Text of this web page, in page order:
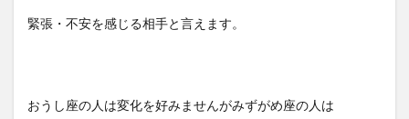
緊張・不安を感じる相手と言えます。
おうし座の人は変化を好みませんがみずがめ座の人は